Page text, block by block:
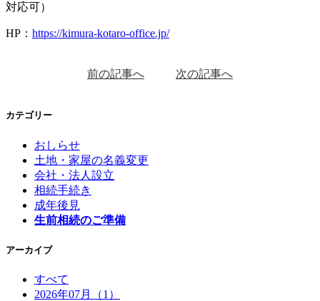
対応可）
HP： https://kimura-kotaro-office.jp/
前の記事へ 次の記事へ
カテゴリー
おしらせ
土地・家屋の名義変更
会社・法人設立
相続手続き
成年後見
生前相続のご準備
アーカイブ
すべて
2026年07月（1）